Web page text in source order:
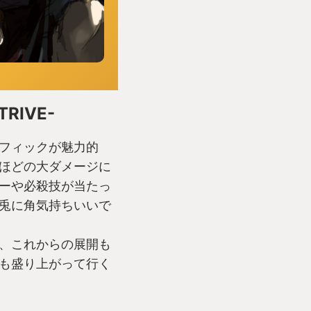
ィックが魅力的
どの大ダメージに
や必殺技が当たっ
に角気持ちいいで
これからの展開も
盛り上がって行く